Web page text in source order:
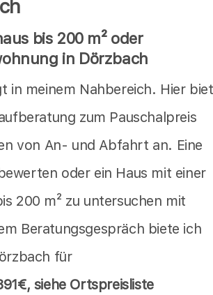
bis 200 m² oder
in Dörzbach
in meinem Nahbereich. Hier
zum Pauschalpreis
von An- und Abfahrt an. Eine
oder ein Haus mit einer
200 m² zu untersuchen mit
Beratungsgespräch biete ich
für
siehe Ortspreisliste